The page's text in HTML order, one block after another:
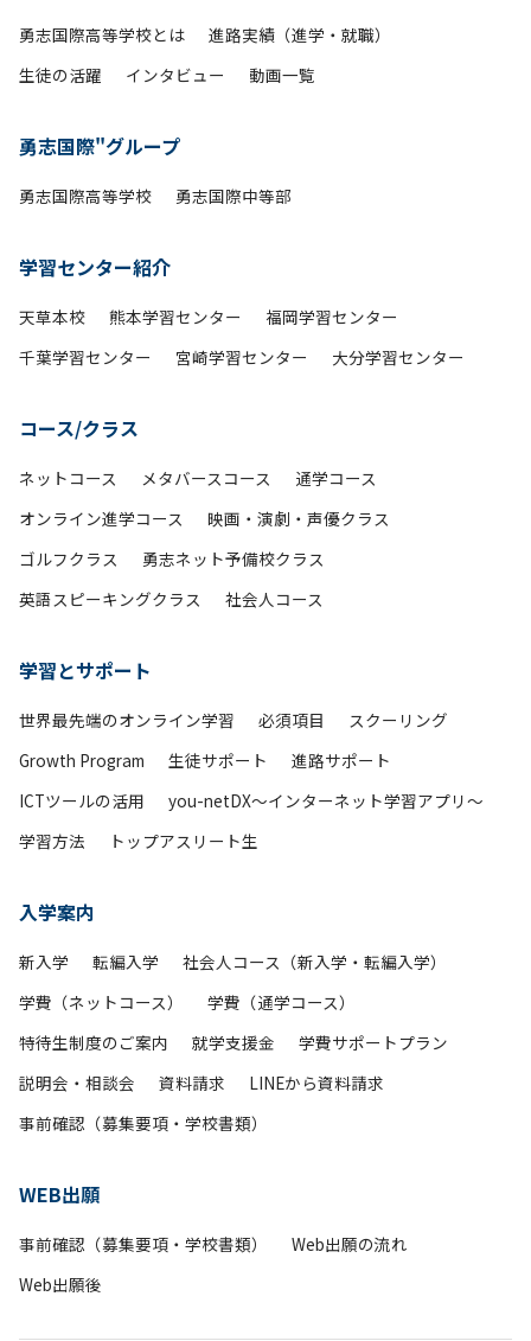
勇志国際高等学校とは
進路実績（進学・就職）
生徒の活躍
インタビュー 動画一覧
勇志国際"グループ
勇志国際高等学校 勇志国際中等部
学習センター紹介
天草本校 熊本学習センター
福岡学習センター
千葉学習センター
宮崎学習センター 大分学習センター
コース/クラス
ネットコース メタバースコース
通学コース
オンライン進学コース
映画・演劇・声優クラス
ゴルフクラス
勇志ネット予備校クラス
英語スピーキングクラス
社会人コース
学習とサポート
世界最先端のオンライン学習 必須項目
スクーリング
Growth Program
生徒サポート
進路サポート
ICTツールの活用
you-netDX～インターネット学習アプリ～
学習方法
トップアスリート生
入学案内
新入学 転編入学
社会人コース（新入学・転編入学）
学費（ネットコース）
学費（通学コース）
特待生制度のご案内
就学支援金
学費サポートプラン
説明会・相談会
資料請求
LINEから資料請求
事前確認（募集要項・学校書類）
WEB出願
事前確認（募集要項・学校書類）
Web出願の流れ
Web出願後